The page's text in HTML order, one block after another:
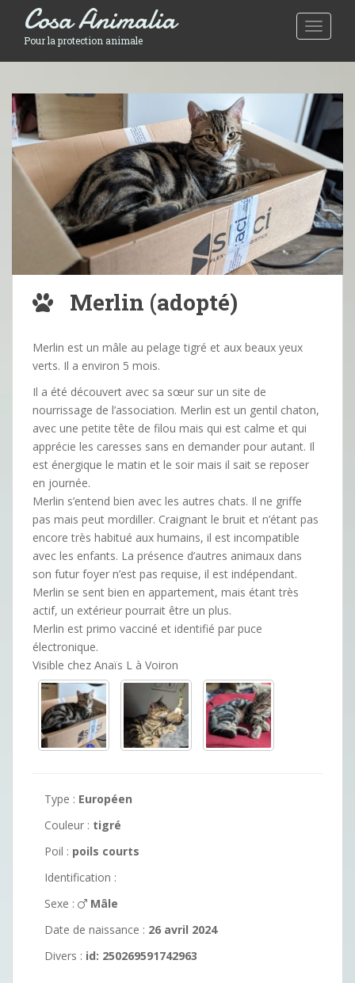
Toggle
Cosa Animalia
Pour la protection animale
Merlin (adopté)
Merlin est un mâle au pelage tigré et aux beaux yeux
verts. Il a environ 5 mois.
Il a été découvert avec sa sœur sur un site de
nourrissage de l’association. Merlin est un gentil chaton,
avec une petite tête de filou mais qui est calme et qui
apprécie les caresses sans en demander pour autant. Il
est énergique le matin et le soir mais il sait se reposer
en journée.
Merlin s’entend bien avec les autres chats. Il ne griffe
pas mais peut mordiller. Craignant le bruit et n’étant pas
encore très habitué aux humains, il est incompatible
avec les enfants. La présence d’autres animaux dans
son futur foyer n’est pas requise, il est indépendant.
Merlin se sent bien en appartement, mais étant très
actif, un extérieur pourrait être un plus.
Merlin est primo vacciné et identifié par puce
électronique.
Visible chez Anaïs L à Voiron
Type : Européen
Couleur : tigré
Poil : poils courts
Identification :
Sexe :
Mâle
Date de naissance : 26 avril 2024
Divers : id: 250269591742963